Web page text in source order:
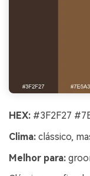
HEX: #3F2F27
Clima: clássico,
Melhor para: